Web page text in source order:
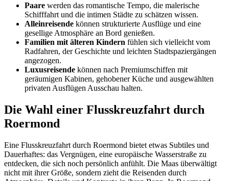
Paare werden das romantische Tempo, die malerische
Schifffahrt und die intimen Städte zu schätzen wissen.
Alleinreisende können strukturierte Ausflüge und eine
gesellige Atmosphäre an Bord genießen.
Familien mit älteren Kindern fühlen sich vielleicht vom
Radfahren, der Geschichte und leichten Stadtspaziergängen
angezogen.
Luxusreisende können nach Premiumschiffen mit
geräumigen Kabinen, gehobener Küche und ausgewählten
privaten Ausflügen Ausschau halten.
Die Wahl einer Flusskreuzfahrt durch
Roermond
Eine Flusskreuzfahrt durch Roermond bietet etwas Subtiles und
Dauerhaftes: das Vergnügen, eine europäische Wasserstraße zu
entdecken, die sich noch persönlich anfühlt. Die Maas überwältigt
nicht mit ihrer Größe, sondern zieht die Reisenden durch